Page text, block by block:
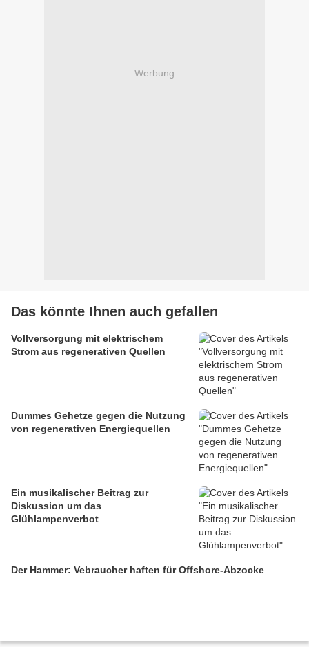
Werbung
Das könnte Ihnen auch gefallen
Vollversorgung mit elektrischem
Strom aus regenerativen Quellen
Dummes Gehetze gegen die Nutzung
von regenerativen Energiequellen
Ein musikalischer Beitrag zur
Diskussion um das
Glühlampenverbot
Der Hammer: Vebraucher haften für Offshore-Abzocke